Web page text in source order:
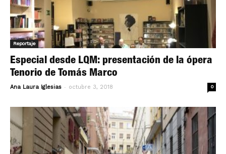
Reportaje
Especial desde LQM: presentación de la ópera
Tenorio de Tomás Marco
Ana Laura Iglesias - octubre 3, 2018 0